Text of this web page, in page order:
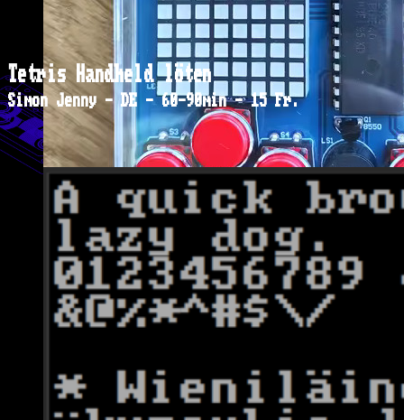
Tetris Handheld löten
Simon Jenny - DE - 60-90min - 15 Fr.